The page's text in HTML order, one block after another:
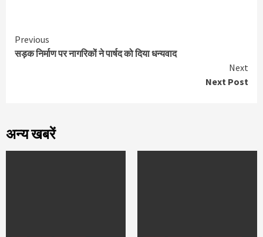
Continue
Reading
Previous
सड़क निर्माण पर नागरिकों ने पार्षद को दिया धन्यवाद
Next
Next Post
अन्य खबरें